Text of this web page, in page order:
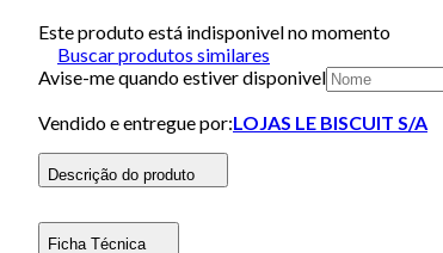
Este produto está indisponivel no momento
Buscar produtos similares
Avise-me quando estiver disponivel
Vendido e entregue por:LOJAS LE BISCUIT S/A
Descrição do produto
Ficha Técnica